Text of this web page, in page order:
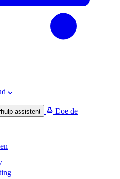
assistent
Doe de